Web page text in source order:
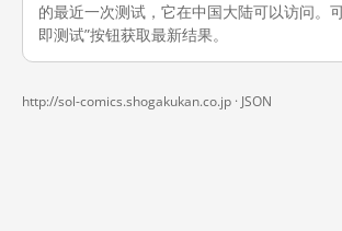
的最近一次测试，它在中国大陆可以访问。
即测试”按钮获取最新结果。
http://sol-comics.shogakukan.co.jp · JSON